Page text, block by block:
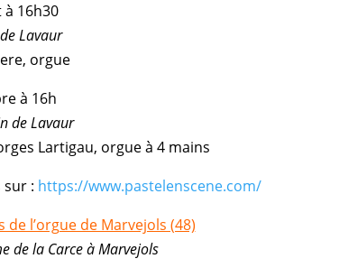
à 16h30
Lavaur
orgue
à 16h
de Lavaur
Lartigau, orgue à 4 mains
sur : https://www.pastelenscene.com/
de l’orgue de Marvejols (48)
de la Carce à Marvejols